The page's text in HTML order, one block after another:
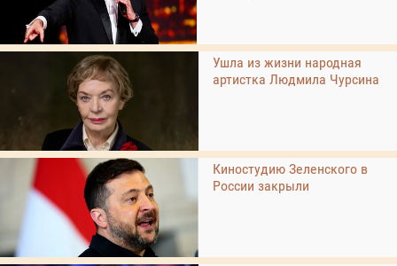
Ушла из жизни народная
артистка Людмила Чурсина
Киностудию Зеленского в
России закрыли